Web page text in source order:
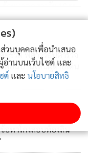
ายหลอกสาววัย 18 รุม
านร้างนนทบุรี ตามล่า
ชีวิต พี่สาววอนตำรวจ
พื่อนบ้านเห็นผู้ตายเดิน
อหาโกงสอบท้องถิ่น
วนบุคคลเพื่อนำเสนอ
านบนเว็บไซต์ และ
ต์ และ นโยบายสิทธิ